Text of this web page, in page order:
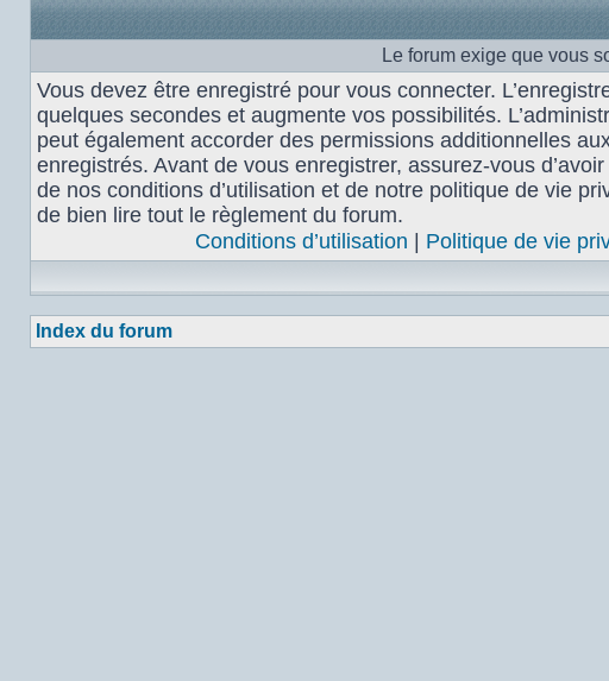
Le forum exige que vous
Vous devez être enregistré pour vous connecter.
quelques secondes et augmente vos possibilités.
peut également accorder des permissions additionnelles
enregistrés. Avant de vous enregistrer, assurez-vous
de nos conditions d’utilisation et de notre politique de vie
de bien lire tout le règlement du forum.
Conditions d’utilisation
Politique de vie
Index du forum